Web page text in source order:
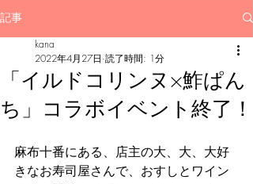
記事
「イルドコリンヌ×鮓ぱん
ち」コラボイベント終了！
kana
2022年4月27日 読了時間: 1分
麻布十番にある、店主の大、大、大好
きなお寿司屋さんで、おすしとワイン